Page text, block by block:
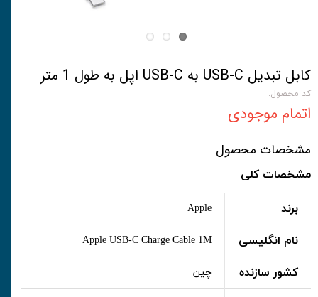
کابل تبدیل USB-C به USB-C اپل به طول 1 متر
کد محصول:
اتمام موجودی
مشخصات محصول
مشخصات کلی
برند Apple
نام انگلیسی Apple USB-C Charge Cable 1M
کشور سازنده چین